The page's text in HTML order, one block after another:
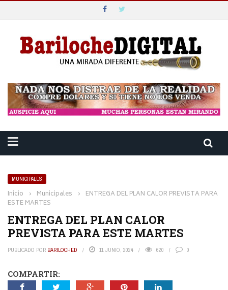
MUNICIPALES
Inicio › Municipales › ENTREGA DEL PLAN CALOR PREVISTA PARA
ESTE MARTES
ENTREGA DEL PLAN CALOR
PREVISTA PARA ESTE MARTES
PUBLICADO POR BARILOCHED 11 JUNIO, 2024 620 0
COMPARTIR: